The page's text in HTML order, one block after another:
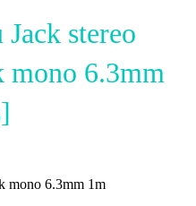
stereo
mono 6.3mm
mono 6.3mm 1m